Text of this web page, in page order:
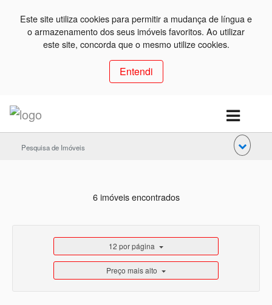
Este site utiliza cookies para permitir a mudança de língua e
o armazenamento dos seus imóveis favoritos. Ao utilizar
este site, concorda que o mesmo utilize cookies.
Entendi
Pesquisa de Imóveis
6 imóveis encontrados
12 por página
Preço mais alto